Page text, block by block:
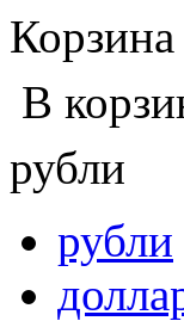
Корзина
В
рубли
рубли